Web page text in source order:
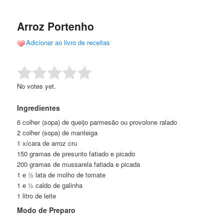
conteúdo
conteúdo
Arroz Portenho
Adicionar ao livro de receitas
Rate this item: Submit Rating
No votes yet.
Ingredientes
6 colher (sopa) de queijo parmesão ou provolone ralado
2 colher (sopa) de manteiga
1 xícara de arroz cru
150 gramas de presunto fatiado e picado
200 gramas de mussarela fatiada e picada
1 e ½ lata de molho de tomate
1 e ½ caldo de galinha
1 litro de leite
Modo de Preparo